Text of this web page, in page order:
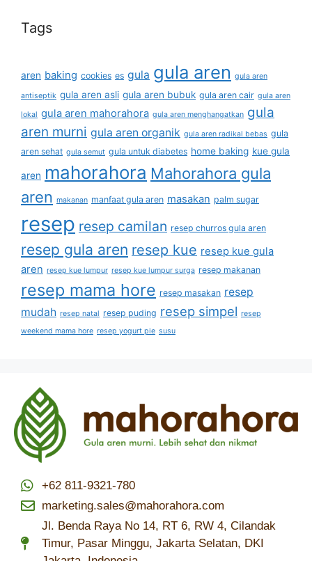
Tags
aren baking cookies es gula gula aren gula aren
antiseptik gula aren asli gula aren bubuk gula aren cair gula aren
lokal gula aren mahorahora gula aren menghangatkan gula
aren murni gula aren organik gula aren radikal bebas gula
aren sehat gula semut gula untuk diabetes home baking kue gula
aren mahorahora Mahorahora gula
aren makanan manfaat gula aren masakan palm sugar
resep resep camilan resep churros gula aren
resep gula aren resep kue resep kue gula
aren resep kue lumpur resep kue lumpur surga resep makanan
resep mama hore resep masakan resep
mudah resep natal resep puding resep simpel resep
weekend mama hore resep yogurt pie susu
+62 811-9321-780
marketing.sales@mahorahora.com
Jl. Benda Raya No 14, RT 6, RW 4, Cilandak
Timur, Pasar Minggu, Jakarta Selatan, DKI